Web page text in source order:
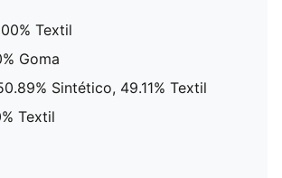
Textil
Goma
Sintético, 49.11% Textil
Textil